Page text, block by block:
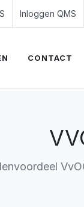
Inloggen QMS
CONTACT